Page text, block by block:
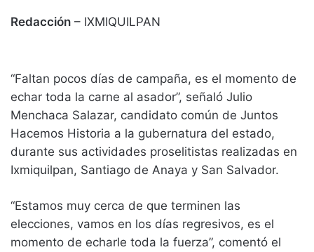
Redacción – IXMIQUILPAN
“Faltan pocos días de campaña, es el momento de
echar toda la carne al asador”, señaló Julio
Menchaca Salazar, candidato común de Juntos
Hacemos Historia a la gubernatura del estado,
durante sus actividades proselitistas realizadas en
Ixmiquilpan, Santiago de Anaya y San Salvador.
“Estamos muy cerca de que terminen las
elecciones, vamos en los días regresivos, es el
momento de echarle toda la fuerza”, comentó el